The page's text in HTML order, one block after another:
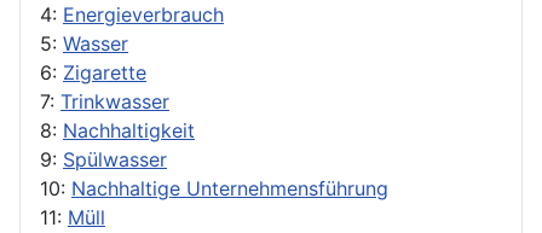
4: Energieverbrauch
5: Wasser
6: Zigarette
7: Trinkwasser
8: Nachhaltigkeit
9: Spülwasser
10: Nachhaltige Unternehmensführung
11: Müll